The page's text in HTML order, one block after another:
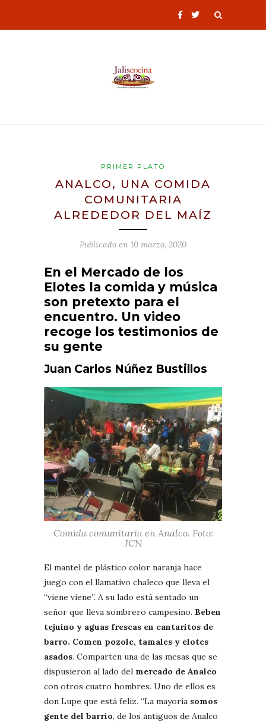
PRIMER PLATO
ANALCO, UNA COMIDA
COMUNITARIA
ALREDEDOR DEL MAÍZ
Publicado en 10 marzo, 2020
En el Mercado de los
Elotes la comida y música
son pretexto para el
encuentro. Un video
recoge los testimonios de
su gente
Juan Carlos Núñez Bustillos
Comida comunitaria en Analco. Foto:
JCN
El mantel de plástico color naranja hace
juego con el llamativo chaleco que lleva el
“viene viene”. A su lado está sentado un
señor que lleva sombrero campesino. Beben
tejuino y aguas frescas en cantaritos de
barro. Comen pozole, tamales y elotes
asados. Comparten una de las mesas que se
dispusieron al lado del mercado de Analco
con otros cuatro hombres. Uno de ellos es
don Lupe que está feliz. “La mayoría somos
gente del barrio, de los antiguos de Analco